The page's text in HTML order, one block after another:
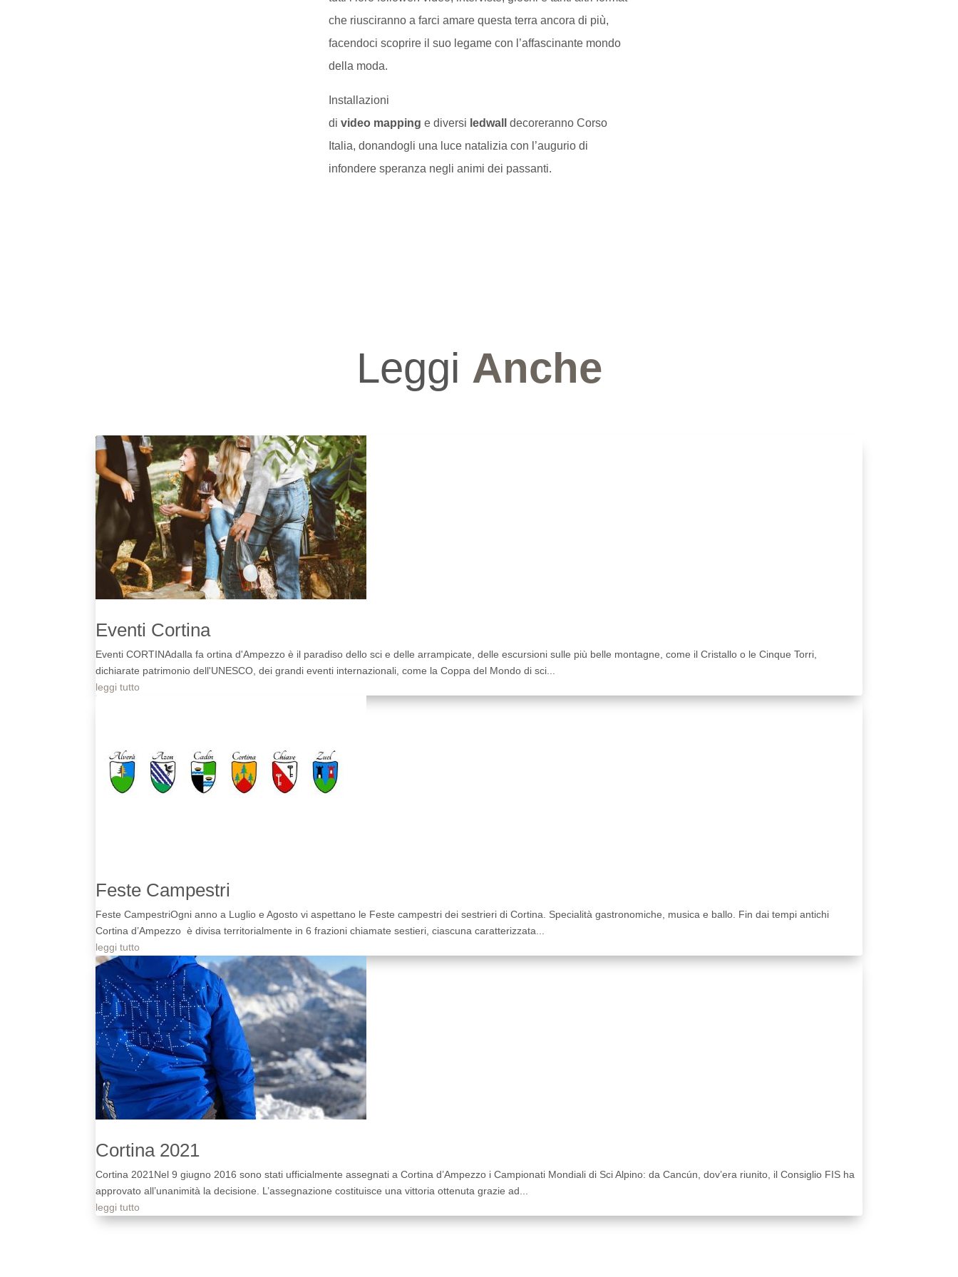
che riusciranno a farci amare questa terra ancora di più,
facendoci scoprire il suo legame con l’affascinante mondo
della moda.
Installazioni
di video mappinge diversi ledwalldecoreranno Corso
Italia, donandogli una luce natalizia con l’augurio di
infondere speranza negli animi dei passanti.
Leggi Anche
Eventi Cortina
Eventi CORTINAdalla fa ortina d'Ampezzo è il paradiso dello sci e delle arrampicate, delle escursioni sulle più belle montagne, come il Cristallo o le Cinque Torri,
dichiarate patrimonio dell'UNESCO, dei grandi eventi internazionali, come la Coppa del Mondo di sci...
leggi tutto
Feste Campestri
Feste CampestriOgni anno a Luglio e Agosto vi aspettano le Feste campestri dei sestrieri di Cortina. Specialità gastronomiche, musica e ballo. Fin dai tempi antichi
Cortina d’Ampezzo è divisa territorialmente in 6 frazioni chiamate sestieri, ciascuna caratterizzata...
leggi tutto
Cortina 2021
Cortina 2021Nel 9 giugno 2016 sono stati ufficialmente assegnati a Cortina d’Ampezzo i Campionati Mondiali di Sci Alpino: da Cancún, dov’era riunito, il Consiglio FIS ha
approvato all’unanimità la decisione. L’assegnazione costituisce una vittoria ottenuta grazie ad...
leggi tutto